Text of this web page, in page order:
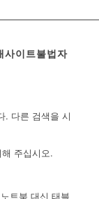
이트불법자
. 다른 검색을 시
주십시오.
트북 대신 태블